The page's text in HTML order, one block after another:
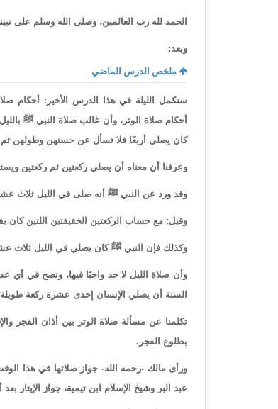
الحمد لله رب العالمين، وصلى الله وسلم على
وبعد:
ملخص الدرس الماضي
سنكمل الليلة في هذا الدرس الأخير: أحكام
أحكام صلاة الوتر، وأن غالب صلاة النبي ﷺ
كان يصلي أربعًا فلا تسأل عن حسنهن وطولهن
وعرفنا أن معناه أن يصلي ركعتين ثم ركعتين
وقد ورد عن النبي ﷺ أنه صلى في الليل ثلاث
وقيل: مع حساب الركعتين الخفيفتين اللتين كان
وكذلك فإن النبي ﷺ كان يصلي في الليل ثلاث
وأن صلاة الليل لا حد واجبًا فيها، وتصح في أي
السنة أن يصلي الإنسان إحدى عشرة ركعة طويلة
تكلمنا عن مسألة صلاة الوتر بين أذان الفجر
بطلوع الفجر.
ورأى مالك -رحمه الله- جواز صلاتها في هذا
عبد البر وشيخ الإسلام ابن تيمية، جواز الإيتار